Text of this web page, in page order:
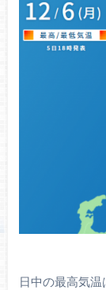
日中の最高気